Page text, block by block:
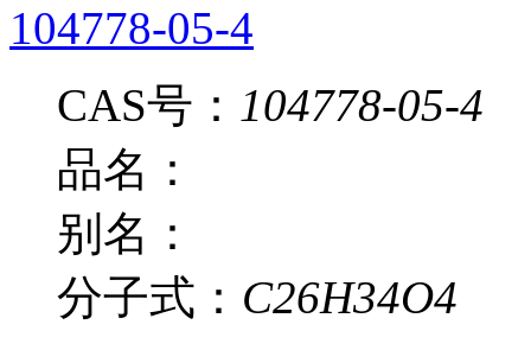
104778-05-4
CAS号： 104778-05-4
品名：
别名：
分子式： C26H34O4